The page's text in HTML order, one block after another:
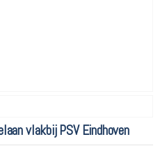
vlakbij PSV Eindhoven